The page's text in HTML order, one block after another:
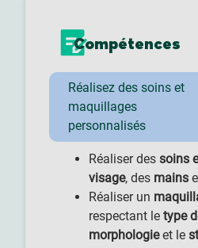
Compétences
Réalisez des soins et
maquillages
personnalisés
Réaliser des soins
visage, des mains
Réaliser un
respectant letype
morphologieet le